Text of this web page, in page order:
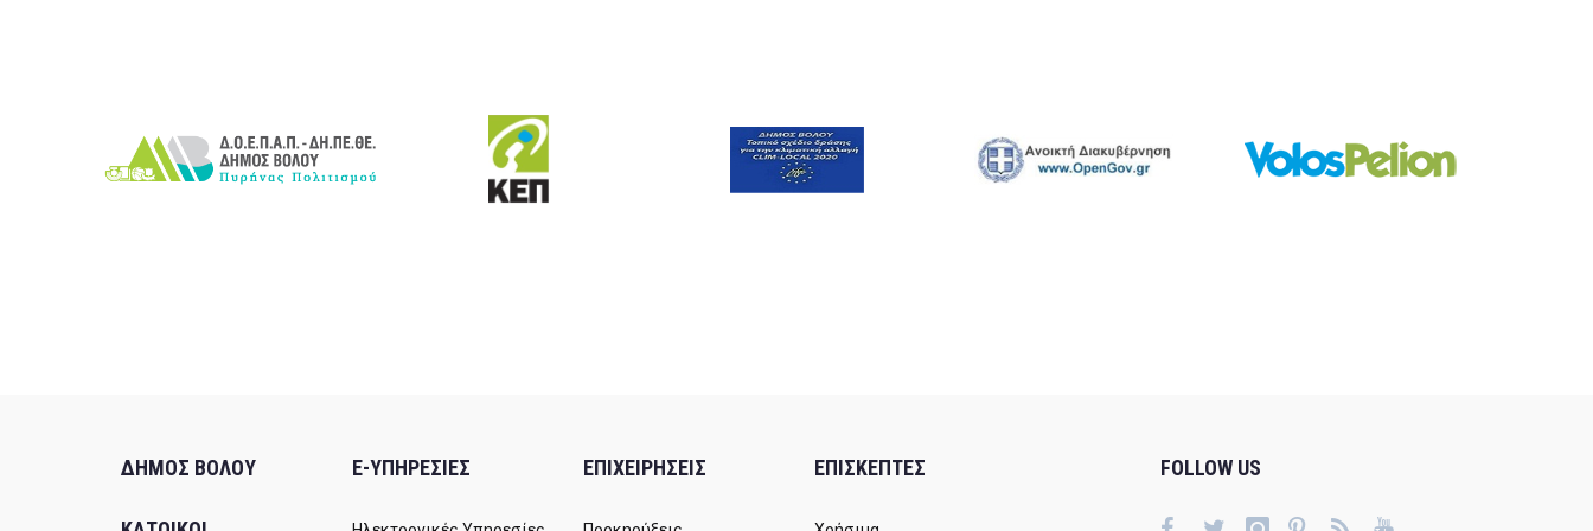
ΔΗΜΟΣ ΒΟΛΟΥ E-ΥΠΗΡΕΣΙΕΣ ΕΠΙΧΕΙΡΗΣΕΙΣ ΕΠΙΣΚΕΠΤΕΣ FOLLOW US